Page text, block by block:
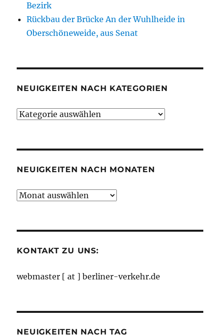
Bezirk
Rückbau der Brücke An der Wuhlheide in
Oberschöneweide, aus Senat
NEUIGKEITEN NACH KATEGORIEN
Neuigkeiten
NEUIGKEITEN NACH MONATEN
Neuigkeiten
KONTAKT ZU UNS:
webmaster [ at ] berliner-verkehr.de
NEUIGKEITEN NACH TAG